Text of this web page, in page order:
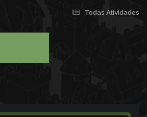
Todas Atividades